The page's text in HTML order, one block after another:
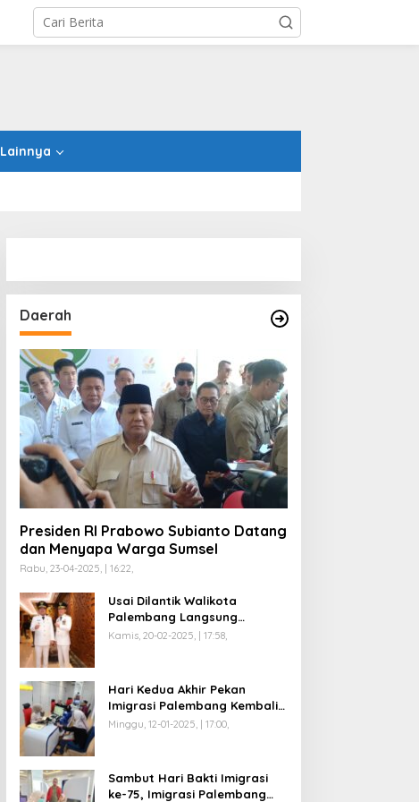
Lainnya
Daerah
Presiden RI Prabowo Subianto Datang
dan Menyapa Warga Sumsel
Rabu, 23-04-2025, | 16:22,
Usai Dilantik Walikota
Palembang Langsung
Mengikuti Retreat di
Kamis, 20-02-2025, | 17:58,
Hari Kedua Akhir Pekan
Imigrasi Palembang Kembali
Dilayani
Minggu, 12-01-2025, | 17:00,
Sambut Hari Bakti Imigrasi
ke-75, Imigrasi Palembang